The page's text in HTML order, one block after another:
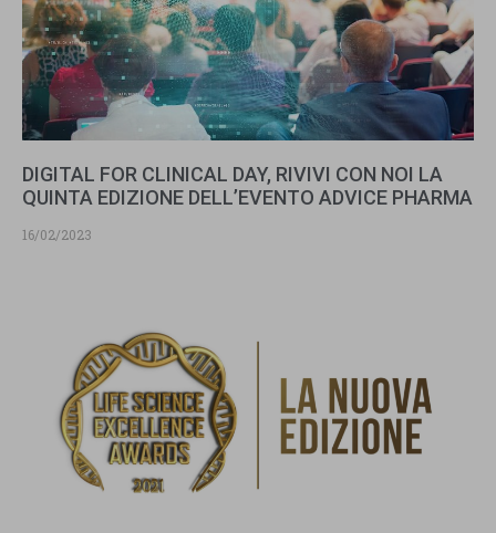
DIGITAL FOR CLINICAL DAY, RIVIVI CON NOI LA
QUINTA EDIZIONE DELL’EVENTO ADVICE PHARMA
16/02/2023